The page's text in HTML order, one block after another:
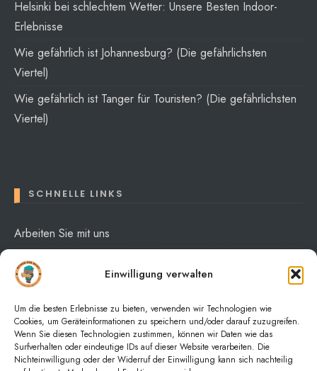
Einwilligung verwalten
Um die besten Erlebnisse zu bieten, verwenden wir Technologien wie
Cookies, um Geräteinformationen zu speichern und/oder darauf zuzugreifen.
Wenn Sie diesen Technologien zustimmen, können wir Daten wie das
Surfverhalten oder eindeutige IDs auf dieser Website verarbeiten. Die
Nichteinwilligung oder der Widerruf der Einwilligung kann sich nachteilig
Helsinki bei schlechtem Wetter: Unsere Besten Indoor-
Erlebnisse
Wie gefährlich ist Johannesburg? (Die gefährlichsten
Viertel)
Wie gefährlich ist Tanger für Touristen? (Die gefährlichsten
Viertel)
SCHNELLE LINKS
Arbeiten Sie mit uns
Über mich
Datenschutzerklärung